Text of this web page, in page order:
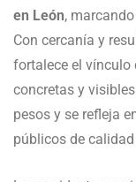
en León,
Con cercanía y
fortalece el vínculo
concretas y
pesos y se refleja
públicos de